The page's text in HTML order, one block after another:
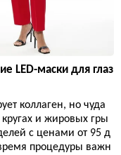
LED-маски для глаз
коллаген, но чуда
и жировых гры
с ценами от 95 д
процедуры важн